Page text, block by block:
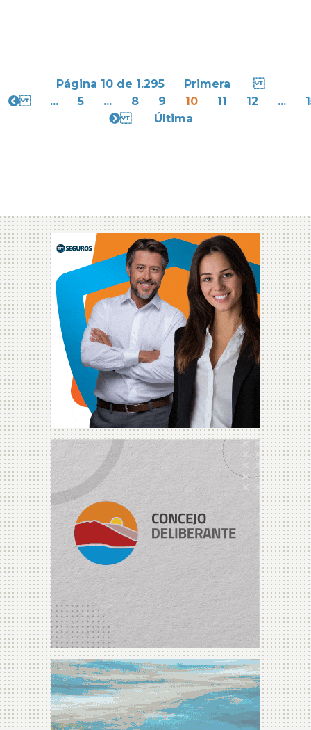
Página 10 de 1.295
Primera
...
5 ... 8 9 10 11 12 ...
Última